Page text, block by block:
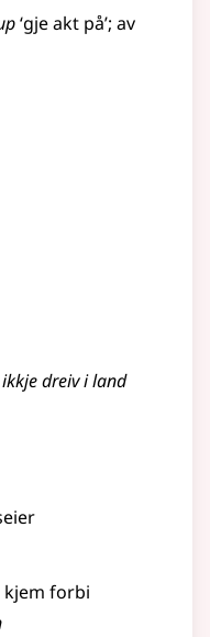
‘gje akt på’; av
dreiv i land
kjem forbi